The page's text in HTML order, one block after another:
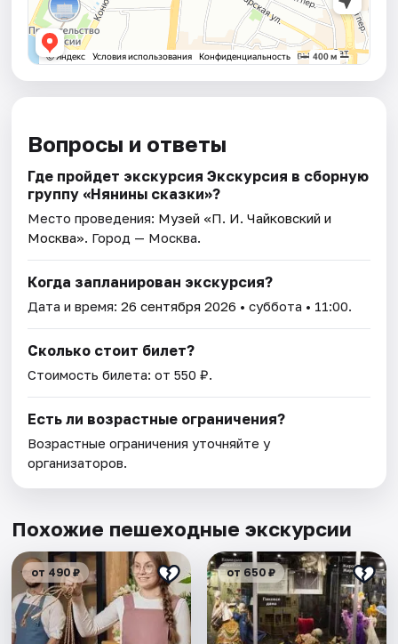
Вопросы и ответы
Где пройдет экскурсия Экскурсия в сборную
группу «Нянины скaзки»?
Место проведения: Музей «П. И. Чайковский и
Москва» . Город — Москва.
Когда запланирован экскурсия?
Дата и время:26 сентября 2026 • суббота • 11:00.
Сколько стоит билет?
Стоимость билета: от 550 ₽.
Есть ли возрастные ограничения?
Возрастные ограничения уточняйте у
организаторов.
Похожие пешеходные экскурсии
от 490 ₽ от 650 ₽